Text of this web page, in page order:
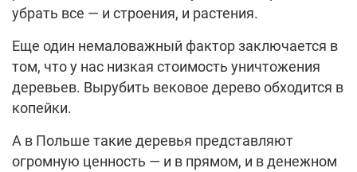
убрать все — и строения, и растения.
Еще один немаловажный фактор заключается в
том, что у нас низкая стоимость уничтожения
деревьев. Вырубить вековое дерево обходится в
копейки.
А в Польше такие деревья представляют
огромную ценность — и в прямом, и в денежном